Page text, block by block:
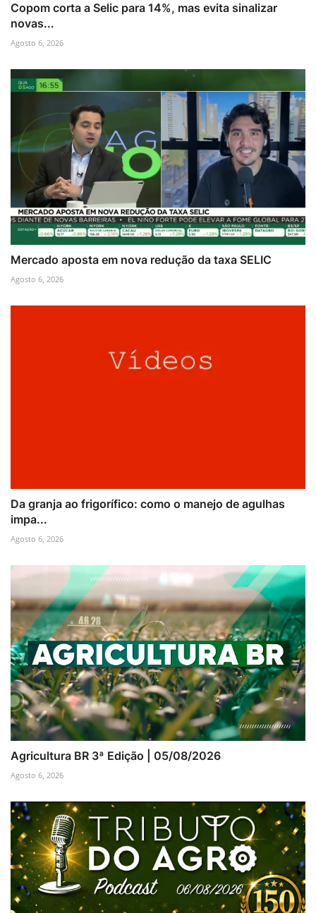
Copom corta a Selic para 14%, mas evita sinalizar
novas...
Agosto 6, 2026
Mercado aposta em nova redução da taxa SELIC
Agosto 6, 2026
Da granja ao frigorífico: como o manejo de agulhas
impa...
Agosto 6, 2026
Agricultura BR 3ª Edição | 05/08/2026
Agosto 6, 2026